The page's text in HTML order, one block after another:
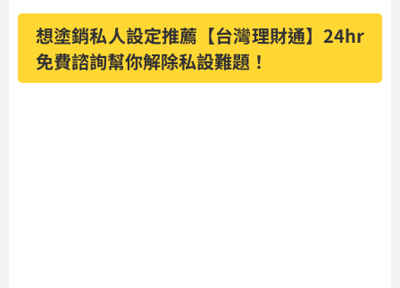
想塗銷私人設定推薦【台灣理財通】24hr
免費諮詢幫你解除私設難題！